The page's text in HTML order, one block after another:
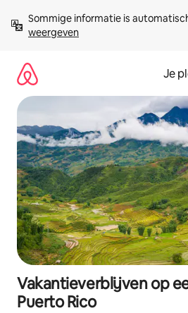
direct
naar
Sommige informatie is
weergeven
Je
Vakantieverblijven op
Puerto Rico